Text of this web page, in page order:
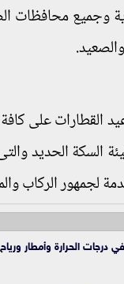
وجميع محافظات
القطارات على
السكة الحديد
لجمهور الركاب
درجات الحرارة وأمطار